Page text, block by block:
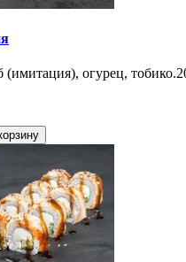
(имитация), огурец,